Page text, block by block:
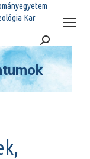
Kar
Search: